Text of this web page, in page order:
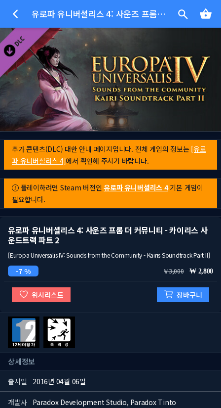
유로파 유니버셜리스 4: 사운즈 프롬 더 커뮤니티 - 카이리스 사운드트랙 파트 2
추가 콘텐츠(DLC) 대한 안내 페이지입니다. 전체 게임의 정보는 [유로
파 유니버셜리스 4]에서 확인해 주시기 바랍니다.
플레이하려면 Steam 버전인유로파 유니버셜리스 4기본 게임이
필요합니다.
유로파 유니버셜리스 4: 사운즈 프롬 더 커뮤니티 - 카이리스 사
운드트랙 파트 2
[Europa Universalis IV: Sounds from the Community - Kairis Soundtrack Part II]
7 % 3,000 2,800
위시리스트 장바구니
상세정보
출시일 2016년 04월 06일
개발사 Paradox Development Studio, Paradox Tinto